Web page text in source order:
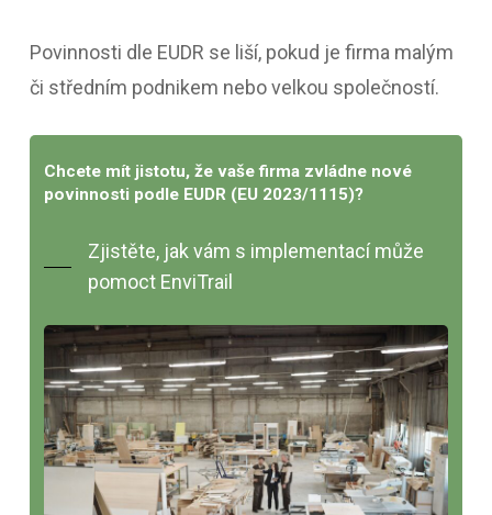
Povinnosti dle EUDR se liší, pokud je firma malým
či středním podnikem nebo velkou společností.
Chcete mít jistotu, že vaše firma zvládne nové
povinnosti podle EUDR (EU 2023/1115)?
Zjistěte, jak vám s implementací může
pomoct EnviTrail